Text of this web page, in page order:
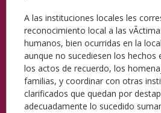
A las instituciones locales les
reconocimiento local a las
humanos, bien ocurridas en la
aunque no sucediesen los
los actos de recuerdo, los
familias, y coordinar con otras
clarificados que quedan por
adecuadamente lo sucedido